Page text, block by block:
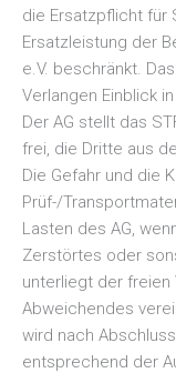
die Ersatzpflicht für
Ersatzleistung der
e.V. beschränkt.
Verlangen Einblick
Der AG stellt das
frei, die Dritte aus
Die Gefahr und die
Prüf-/
Lasten des AG,
Zerstörtes oder
unterliegt der freien
Abweichendes
wird nach
entsprechend der